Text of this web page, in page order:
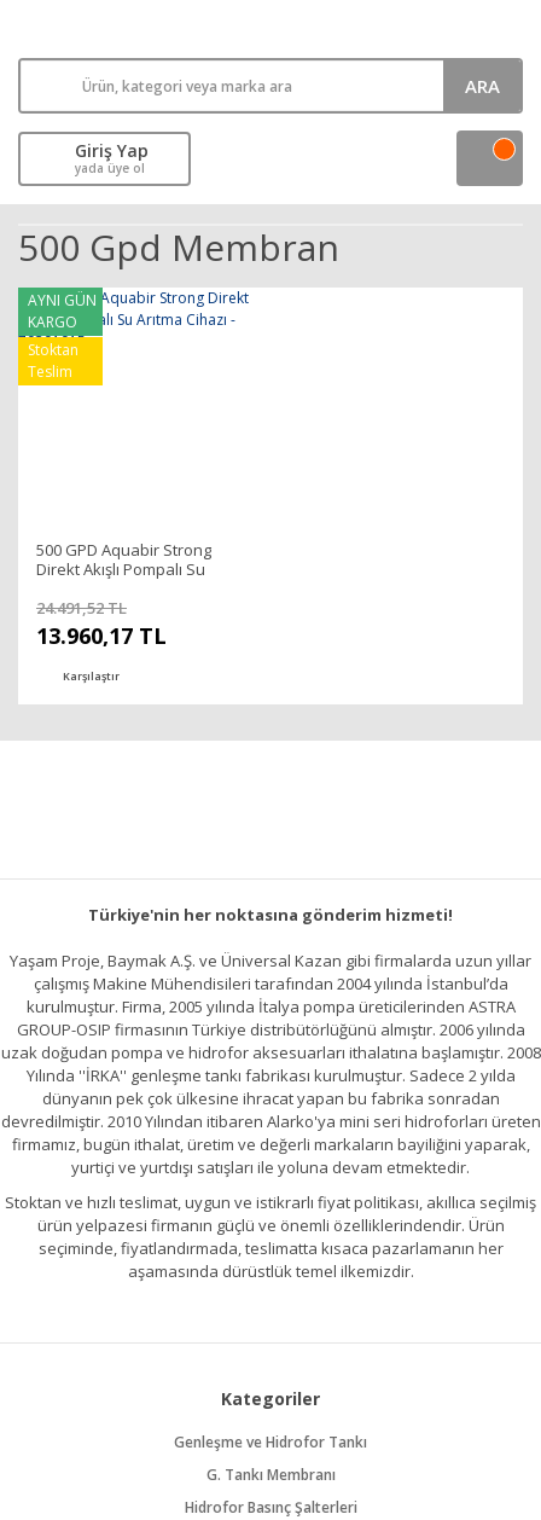
ARA
Giriş Yap
yada üye ol
500 Gpd Membran
AYNI GÜN
KARGO
Stoktan
Teslim
500 GPD Aquabir Strong
Direkt Akışlı Pompalı Su
24.491,52 TL
13.960,17 TL
Karşılaştır
Türkiye'nin her noktasına gönderim hizmeti!
Yaşam Proje, Baymak A.Ş. ve Üniversal Kazan gibi firmalarda uzun yıllar
çalışmış Makine Mühendisileri tarafından 2004 yılında İstanbul’da
kurulmuştur. Firma, 2005 yılında İtalya pompa üreticilerinden ASTRA
GROUP-OSIP firmasının Türkiye distribütörlüğünü almıştır. 2006 yılında
uzak doğudan pompa ve hidrofor aksesuarları ithalatına başlamıştır. 2008
Yılında ''İRKA'' genleşme tankı fabrikası kurulmuştur. Sadece 2 yılda
dünyanın pek çok ülkesine ihracat yapan bu fabrika sonradan
devredilmiştir. 2010 Yılından itibaren Alarko'ya mini seri hidroforları üreten
firmamız, bugün ithalat, üretim ve değerli markaların bayiliğini yaparak,
yurtiçi ve yurtdışı satışları ile yoluna devam etmektedir.
Stoktan ve hızlı teslimat, uygun ve istikrarlı fiyat politikası, akıllıca seçilmiş
ürün yelpazesi firmanın güçlü ve önemli özelliklerindendir. Ürün
seçiminde, fiyatlandırmada, teslimatta kısaca pazarlamanın her
aşamasında dürüstlük temel ilkemizdir.
Kategoriler
Genleşme ve Hidrofor Tankı
G. Tankı Membranı
Hidrofor Basınç Şalterleri